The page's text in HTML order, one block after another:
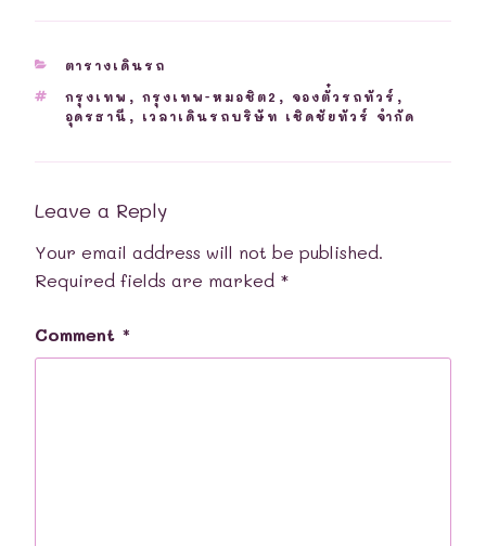
CATEGORIES
ตารางเดินรถ
TAGS
กรุงเทพ , กรุงเทพ-หมอชิต2 , จองตั๋วรถทัวร์ ,
อุดรธานี , เวลาเดินรถบริษัท เชิดชัยทัวร์ จำกัด
Leave a Reply
Your email address will not be published.
Required fields are marked *
Comment *